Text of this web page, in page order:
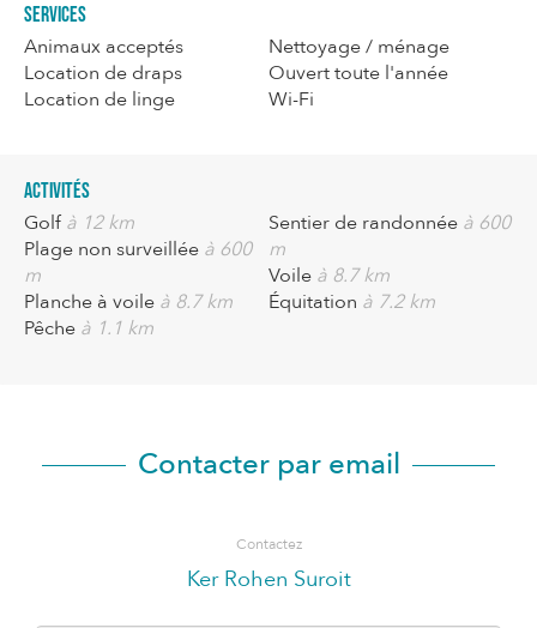
Services
Animaux acceptés
Location de draps
Location de linge
Nettoyage / ménage
Ouvert toute l'année
Wi-Fi
Activités
Golf à 12 km
Plage non surveillée à 600
m
Planche à voile à 8.7 km
Pêche à 1.1 km
Sentier de randonnée à 600
m
Voile à 8.7 km
Équitation à 7.2 km
Contacter par email
Contactez
Ker Rohen Suroit